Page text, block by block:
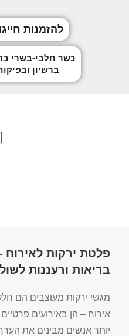
להזמנות חייגו: 04-
כשר חלבי-בשרי
ברשיון
פלטת ירקות
בריאות ורעננות
מגשי ירקות מעוצבים הם
אירוח – הן באירועים
יותר אנשים מבינים את